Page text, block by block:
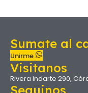
Sumate al
Unirme
Visitanos
Rivera Indarte 290,